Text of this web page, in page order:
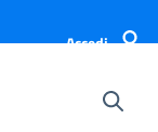
Accedi